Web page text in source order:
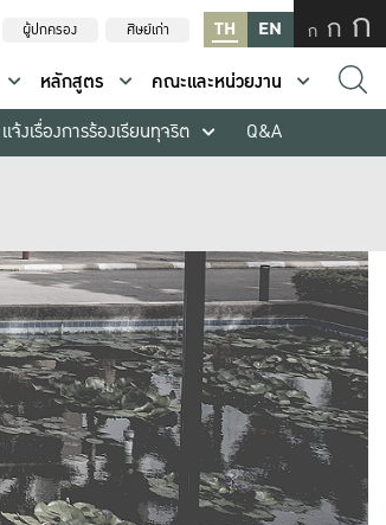
ผู้ปกครอง ศิษย์เก่า TH EN ก ก ก
หลักสูตร
คณะและหน่วยงาน
แจ้งเรื่องการร้องเรียนทุจริต Q&A